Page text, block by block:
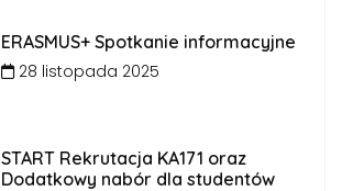
ERASMUS+ Spotkanie informacyjne
28 listopada 2025
START Rekrutacja KA171 oraz
Dodatkowy nabór dla studentów